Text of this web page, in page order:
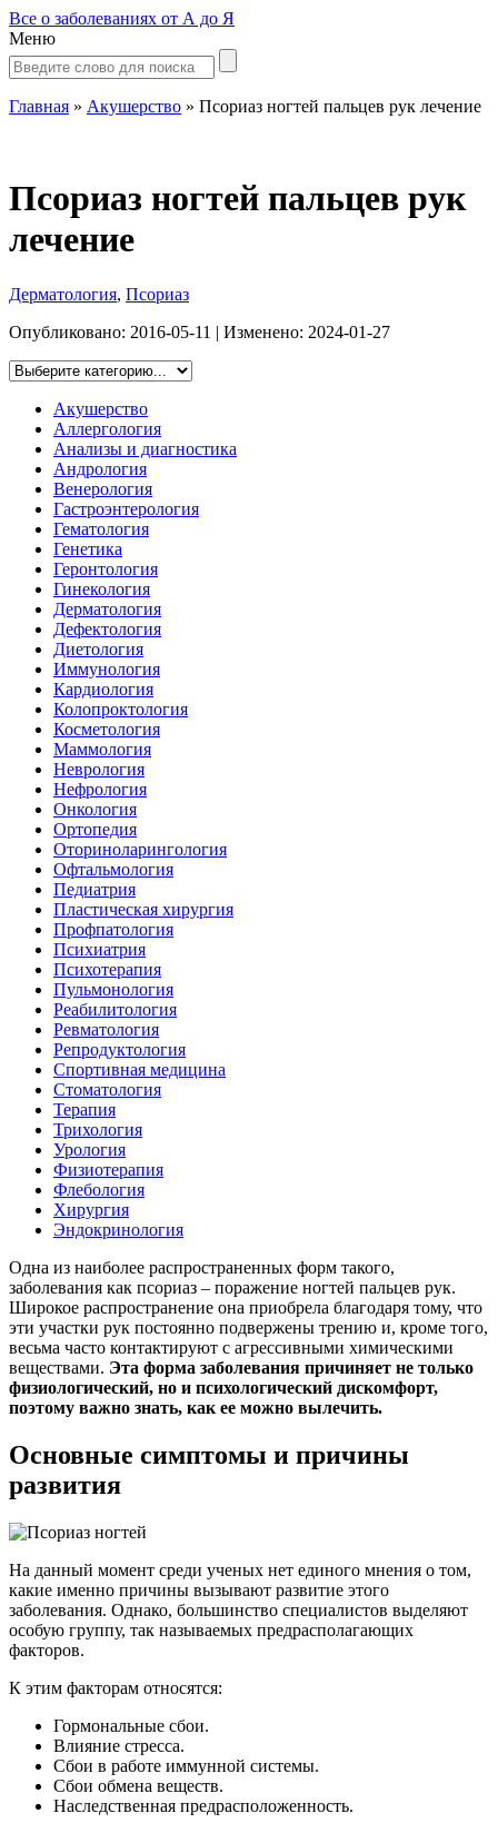
Все о заболеваниях от А до Я
Меню
Главная » Акушерство » Псориаз ногтей пальцев рук лечение
Псориаз ногтей пальцев рук
лечение
Дерматология, Псориаз
Опубликовано: 2016-05-11 | Изменено: 2024-01-27
Акушерство
Аллергология
Анализы и диагностика
Андрология
Венерология
Гастроэнтерология
Гематология
Генетика
Геронтология
Гинекология
Дерматология
Дефектология
Диетология
Иммунология
Кардиология
Колопроктология
Косметология
Маммология
Неврология
Нефрология
Онкология
Ортопедия
Оториноларингология
Офтальмология
Педиатрия
Пластическая хирургия
Профпатология
Психиатрия
Психотерапия
Пульмонология
Реабилитология
Ревматология
Репродуктология
Спортивная медицина
Стоматология
Терапия
Трихология
Урология
Физиотерапия
Флебология
Хирургия
Эндокринология
Одна из наиболее распространенных форм такого,
заболевания как псориаз – поражение ногтей пальцев рук.
Широкое распространение она приобрела благодаря тому, что
эти участки рук постоянно подвержены трению и, кроме того,
весьма часто контактируют с агрессивными химическими
веществами. Эта форма заболевания причиняет не только
физиологический, но и психологический дискомфорт,
поэтому важно знать, как ее можно вылечить.
Основные симптомы и причины
развития
На данный момент среди ученых нет единого мнения о том,
какие именно причины вызывают развитие этого
заболевания. Однако, большинство специалистов выделяют
особую группу, так называемых предрасполагающих
факторов.
К этим факторам относятся:
Гормональные сбои.
Влияние стресса.
Сбои в работе иммунной системы.
Сбои обмена веществ.
Наследственная предрасположенность.